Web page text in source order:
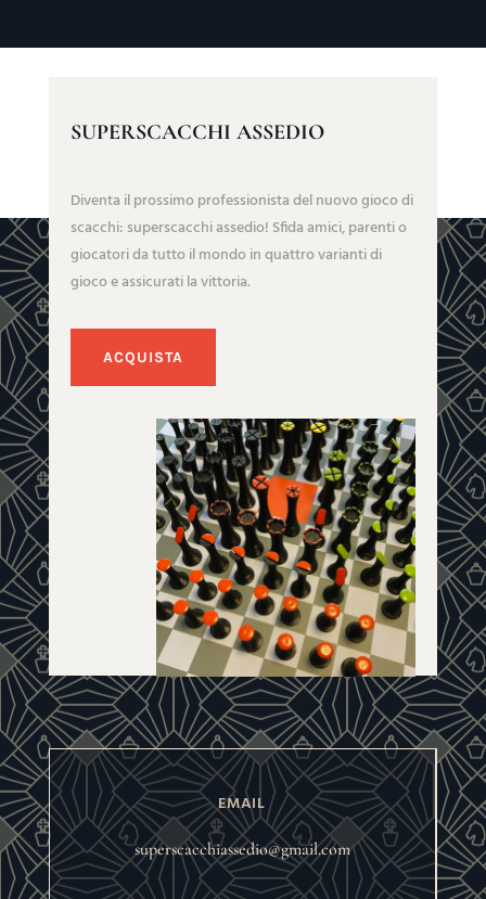
SUPERSCACCHI ASSEDIO
Diventa il prossimo professionista del nuovo gioco di
scacchi: superscacchi assedio! Sfida amici, parenti o
giocatori da tutto il mondo in quattro varianti di
gioco e assicurati la vittoria.
ACQUISTA
EMAIL
superscacchiassedio@gmail.com